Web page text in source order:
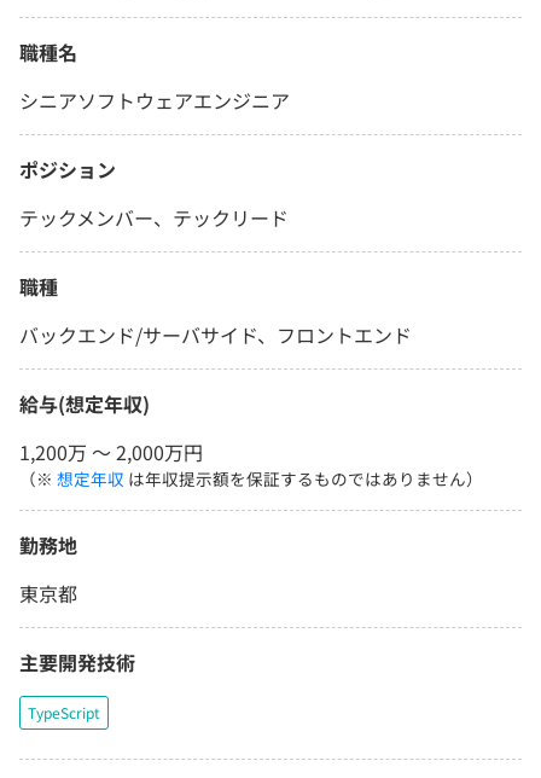
職種名
シニアソフトウェアエンジニア
ポジション
テックメンバー、テックリード
職種
バックエンド/サーバサイド、フロントエンド
給与(想定年収)
1,200万 〜 2,000万円
（※ 想定年収 は年収提示額を保証するものではありません）
勤務地
東京都
主要開発技術
TypeScript